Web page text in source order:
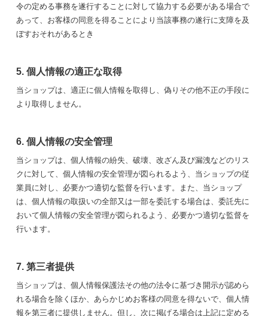
令の定める事務を遂行することに対して協力する必要がある場合で
あって、お客様の同意を得ることにより当該事務の遂行に支障を及
ぼすおそれがあるとき
5. 個人情報の適正な取得
当ショップは、適正に個人情報を取得し、偽りその他不正の手段に
より取得しません。
6. 個人情報の安全管理
当ショップは、個人情報の紛失、破壊、改ざん及び漏洩などのリス
クに対して、個人情報の安全管理が図られるよう、当ショップの従
業員に対し、必要かつ適切な監督を行います。また、当ショップ
は、個人情報の取扱いの全部又は一部を委託する場合は、委託先に
おいて個人情報の安全管理が図られるよう、必要かつ適切な監督を
行います。
7. 第三者提供
当ショップは、個人情報保護法その他の法令に基づき開示が認めら
れる場合を除くほか、あらかじめお客様の同意を得ないで、個人情
報を第三者に提供しません。但し、次に掲げる場合は上記に定める